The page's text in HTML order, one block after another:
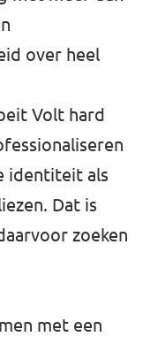
over heel
Volt hard
identiteit als
Dat is
zoeken
met een